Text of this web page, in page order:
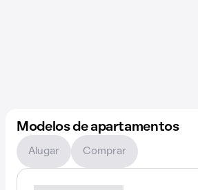
Modelos de apartamentos
Alugar Comprar